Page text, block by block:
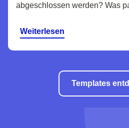
abgeschlossen werden? Was
Weiterlesen
Templates